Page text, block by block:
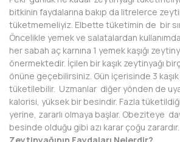
bitkinin faydalarına bakıp da litrelerce
tüketmemeliyiz. Elbette tüketimin de bir
Öncelikle yemek ve salatalardan
her sabah aç karnına 1 yemek kaşığı
önermektedir. İçilen bir kaşık zeytinyağı
önüne geçebilirsiniz. Gün içerisinde 3 kaşık
tüketilebilir. Uzmanlar diğer yönden de
kalorisi, yüksek bir besindir. Fazla
yerine, zararlı olmaya başlar. Obeziteye
besinde olduğu gibi azı karar çoğu zarardır.
Zeytinyağının Faydaları Nelerdir?